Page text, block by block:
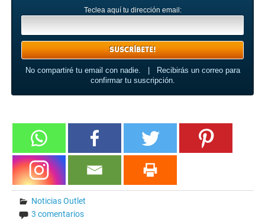
Teclea aquí tu dirección email:
No compartiré tu email con nadie. | Recibirás un correo para
confirmar tu suscripción.
Noticias Outlet
3 comentarios